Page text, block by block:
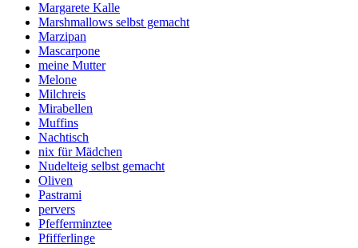
Margarete Kalle
Marshmallows selbst gemacht
Marzipan
Mascarpone
meine Mutter
Melone
Milchreis
Mirabellen
Muffins
Nachtisch
nix für Mädchen
Nudelteig selbst gemacht
Oliven
Pastrami
pervers
Pfefferminztee
Pfifferlinge